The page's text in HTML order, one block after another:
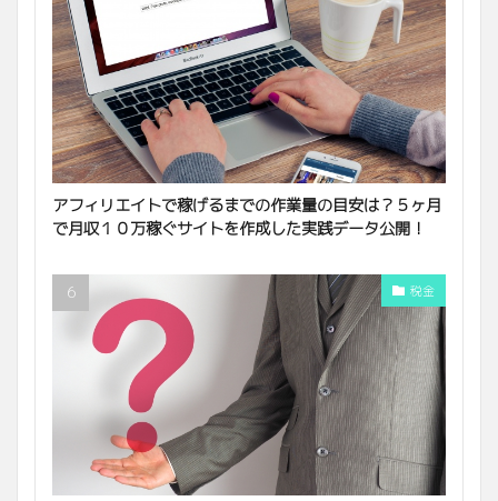
アフィリエイトで稼げるまでの作業量の目安は？５ヶ月
で月収１０万稼ぐサイトを作成した実践データ公開！
税金